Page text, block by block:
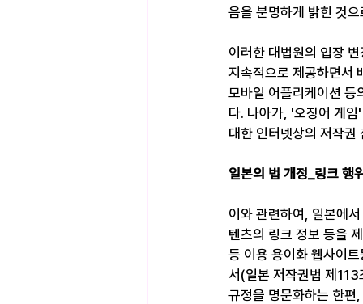
음을 분명하게 밝힌 것으
이러한 대법원의 입장
지속적으로 제공하면서
모바일 어플리케이션 등
다. 나아가, '오징어 게임
대한 인터넷상의 저작권
일본의 법 개정_링크 행
이와 관련하여, 일본에
텐츠의 링크 정보 등을
등 이용 용이화 웹사이
서(일본 저작권법 제113
규정을 명문화하는 한편